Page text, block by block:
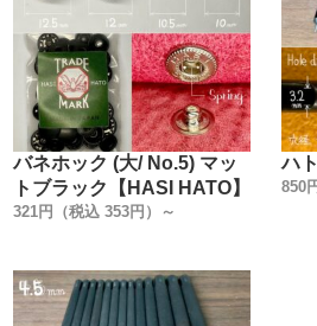
3. 金具に傷が付かない鏡面加工に
4. 専用手打ち棒で、上駒だけで止
【特徴】
1.【金具を図面に数値化して工具
製造にあたり、一番最初に取り掛
化』です。
上げてきました。
長い時間をかけて、洗練され、研
バネホック (大/ No.5) マッ
トブラック【HASI HATO】
321円（税込 353円）～
ハ
850